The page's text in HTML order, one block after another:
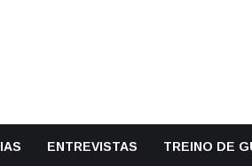
ENTREVISTAS TREINO DE